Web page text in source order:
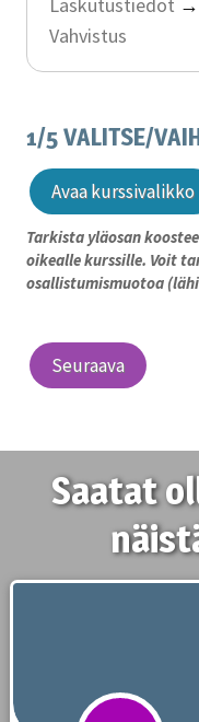
Vahvistus
1/5 VALITSE/
Avaa kurssivalikko
Tarkista yläosan
oikealle kurssille. Voit
osallistumismuotoa
Seuraava
Saatat